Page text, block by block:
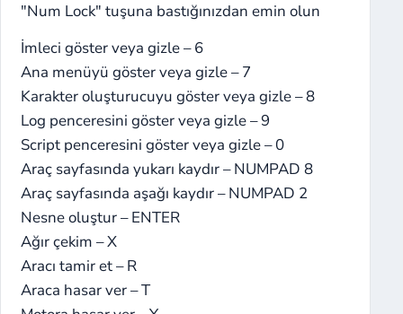
"Num Lock" tuşuna bastığınızdan emin olun
İmleci göster veya gizle – 6
Ana menüyü göster veya gizle – 7
Karakter oluşturucuyu göster veya gizle – 8
Log penceresini göster veya gizle – 9
Script penceresini göster veya gizle – 0
Araç sayfasında yukarı kaydır – NUMPAD 8
Araç sayfasında aşağı kaydır – NUMPAD 2
Nesne oluştur – ENTER
Ağır çekim – X
Aracı tamir et – R
Araca hasar ver – T